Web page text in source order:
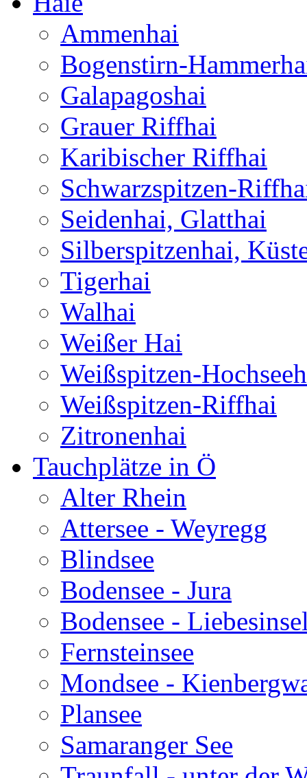
Ammenhai
Bogenstirn-
Galapagoshai
Grauer Riffhai
Karibischer Riffhai
Schwarzspitzen-
Seidenhai, Glatthai
Silberspitzenhai,
Tigerhai
Walhai
Weißer Hai
Weißspitzen-
Weißspitzen-Riffhai
Zitronenhai
Tauchplätze in Ö
Alter Rhein
Attersee - Weyregg
Blindsee
Bodensee - Jura
Bodensee -
Fernsteinsee
Mondsee -
Plansee
Samaranger See